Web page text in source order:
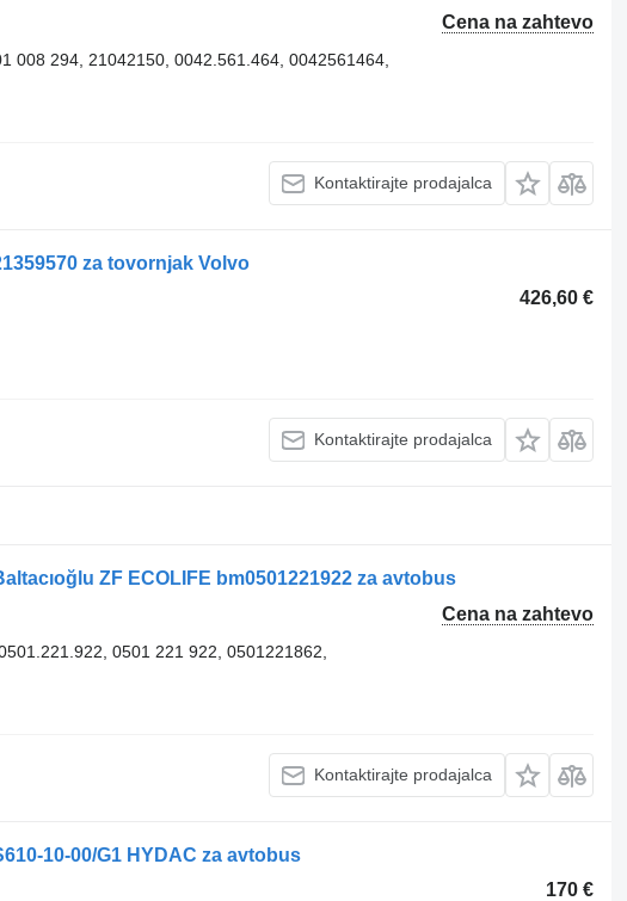
Cena na zahtevo
008 294, 21042150, 0042.561.464, 0042561464,
Kontaktirajte prodajalca
za tovornjak Volvo
426,60 €
Kontaktirajte prodajalca
ZF ECOLIFE bm0501221922 za avtobus
Cena na zahtevo
0501 221 922, 0501221862,
Kontaktirajte prodajalca
10-00/G1 HYDAC za avtobus
170 €